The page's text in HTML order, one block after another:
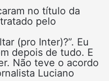
no título da
pelo
(pro Inter)?”. Eu
depois de tudo. E
Não teve o acordo
Luciano